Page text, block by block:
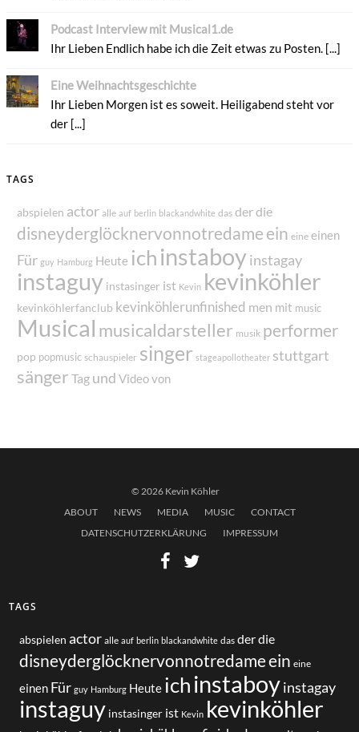
Podcast Interview mit Musical1.de
Ihr Lieben Endlich habe ich die Zeit etwas zu Posten. [...]
Eine Weihnachtsgeschichte
Ihr Lieben Morgen ist es soweit. Heiligabend steht vor
der [...]
TAGS
abspielen actor alle auf berlin blackandwhite das derdie
disneyderglöcknervonnotredame ein eine einen
Für guy Hamburg Heute ichinstaboy instagay
instaguy instasinger ist Kevin kevinköhler
kevinköhlerfanclub kevinköhlerunfinished men mit music
Musical musicaldarsteller musik performer
pop popmusic schauspieler singer stageapollotheater stuttgart
sänger Tag und Video von
© 2026 Kevin Köhler
ABOUT
NEWS MEDIA MUSIC
CONTACT
DATENSCHUTZERKLÄRUNG
IMPRESSUM
TAGS
abspielen actor alle auf berlin blackandwhite das derdie
disneyderglöcknervonnotredameein eine
einen Für guy Hamburg Heute ichinstaboy instagay
instaguy instasinger ist Kevin kevinköhler